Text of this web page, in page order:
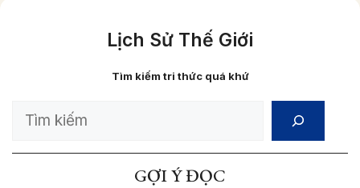
Lịch Sử Thế Giới
Tìm kiếm tri thức quá khứ
Search
GỢI Ý ĐỌC